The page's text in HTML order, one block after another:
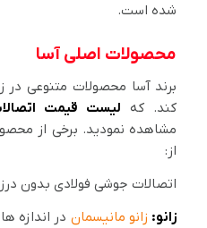
شده است.
محصولات اصلی آسا
برند آسا محصولات متنوعی در
کند. که لیست قیمت
مشاهده نمودید. برخی از
از:
اتصالات جوشی فولادی بدون
زانو: زانو مانیسمان در